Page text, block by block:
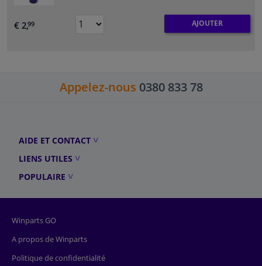
€ 2,99 AJOUTER
Appelez-nous 0380 833 78
AIDE ET CONTACT
LIENS UTILES
POPULAIRE
Winparts GO
A propos de Winparts
Politique de confidentialité